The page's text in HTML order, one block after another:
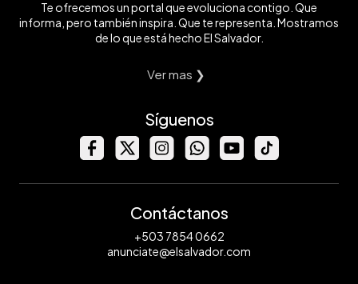
Te ofrecemos un portal que evoluciona contigo. Que
informa, pero también inspira. Que te representa. Mostramos
de lo que está hecho El Salvador.
Ver mas ❯
Síguenos
Contáctanos
+503 7854 0662
anunciate@elsalvador.com